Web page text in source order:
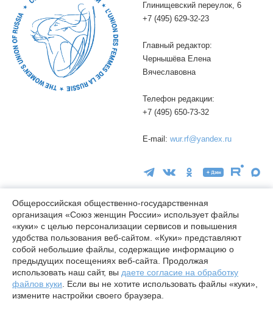
Глинищевский переулок, 6
+7 (495) 629-32-23
Главный редактор:
Чернышёва Елена
Вячеславовна
Телефон редакции:
+7 (495) 650-73-32
E-mail: wur.rf@yandex.ru
16+
© wuor.ru Использование материалов сайта разрешается только
при указании ссылки на источник
Правовая информация
Карта сайта
Общероссийская общественно-государственная
организация «Союз женщин России» использует файлы
«куки» с целью персонализации сервисов и повышения
удобства пользования веб-сайтом. «Куки» представляют
собой небольшие файлы, содержащие информацию о
предыдущих посещениях веб-сайта. Продолжая
использовать наш сайт, вы даете согласие на обработку
файлов куки . Если вы не хотите использовать файлы «куки»,
измените настройки своего браузера.